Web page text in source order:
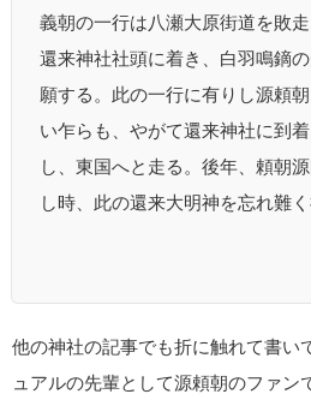
環来神社と源頼朝